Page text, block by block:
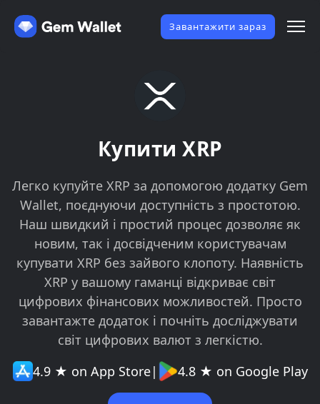
Завантажити зараз
Купити XRP
Легко купуйте XRP за допомогою додатку Gem
Wallet, поєднуючи доступність з простотою.
Наш швидкий і простий процес дозволяє як
новим, так і досвідченим користувачам
купувати XRP без зайвого клопоту. Наявність
XRP у вашому гаманці відкриває світ
цифрових фінансових можливостей. Просто
завантажте додаток і почніть досліджувати
світ цифрових валют з легкістю.
4.9 ★ on App Store| 4.8 ★ on Google Play